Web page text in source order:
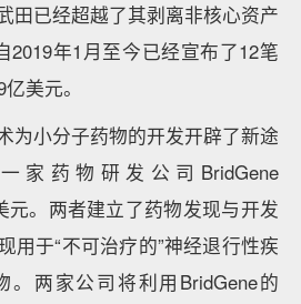
田已经超越了其剥离非核心资产
2019年1月至今已经宣布了12笔
美元。
为小分子药物的开发开辟了新途
家药物研发公司BridGene
元。两者建立了药物发现与开发
用于“不可治疗的”神经退行性疾
两家公司将利用BridGene的